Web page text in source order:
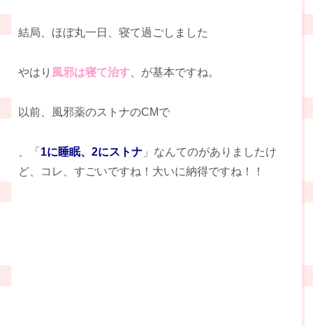
結局、ほぼ丸一日、寝て過ごしました
やはり 風邪は寝て治す 、が基本ですね。
以前、風邪薬のストナのCMで
、「 1に睡眠、2にストナ 」なんてのがありましたけ
ど、コレ、すごいですね！大いに納得ですね！！